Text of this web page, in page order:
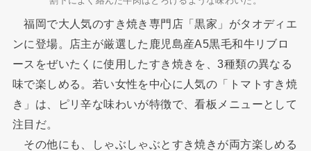
福岡で大人気のすき焼き専門店「黒家」がタオディエ
ンに登場。店主が厳選した鹿児島産A5黒毛和牛リブロ
ースをぜいたくに使用したすき焼きを、3種類の異なる
味で楽しめる。若い女性を中心に人気の「トマトすき焼
き」は、ピリ辛な味わいが特徴で、看板メニューとして
注目だ。
その他にも、しゃぶしゃぶとすき焼きが両方楽しめる